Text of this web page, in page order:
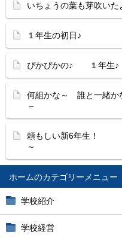
ホーム
学校紹介
学校経営
いちょうの葉も芽吹いた
１年生の初日♪
ぴかぴかの♪ １
何組かな～ 誰と一
～
頼もしい新6年
～